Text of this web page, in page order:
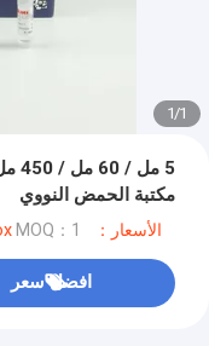
1
/
1
5
مكتبة الحمض النووي
الأسعار：USD 80-460/box MOQ：1 قطعة
افضل سعر